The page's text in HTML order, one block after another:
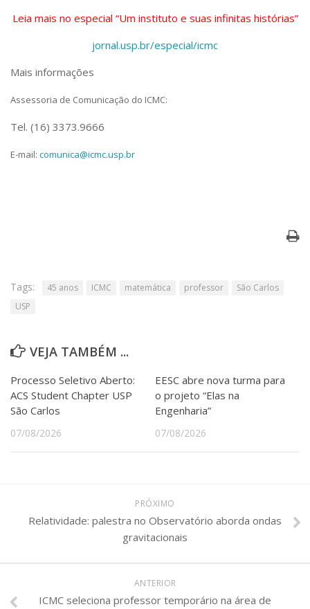
Leia mais no especial “Um instituto e suas infinitas histórias”
jornal.usp.br/especial/icmc
Mais informações
Assessoria de Comunicação do ICMC:
Tel. (16) 3373.9666
E-mail: comunica@icmc.usp.br
Tags: 45 anos ICMC matemática professor
São Carlos
USP
VEJA TAMBÉM ...
Processo Seletivo Aberto:
ACS Student Chapter USP
São Carlos
07/08/2026
EESC abre nova turma para
o projeto “Elas na
Engenharia”
07/08/2026
PRÓXIMO
Relatividade: palestra no Observatório aborda ondas
gravitacionais
ANTERIOR
ICMC seleciona professor temporário na área de